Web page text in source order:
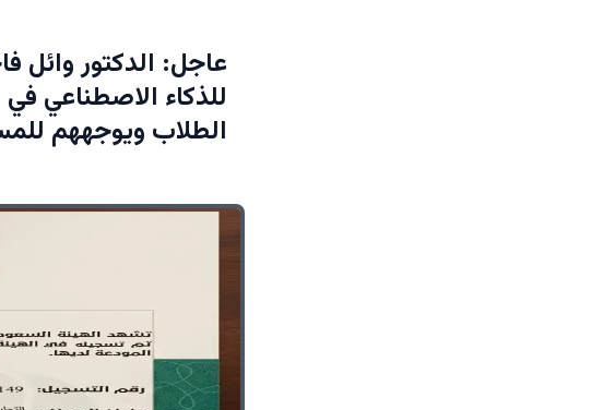
عاجل: الدكتور وائل
للذكاء الاصطناعي
الطلاب ويوجههم